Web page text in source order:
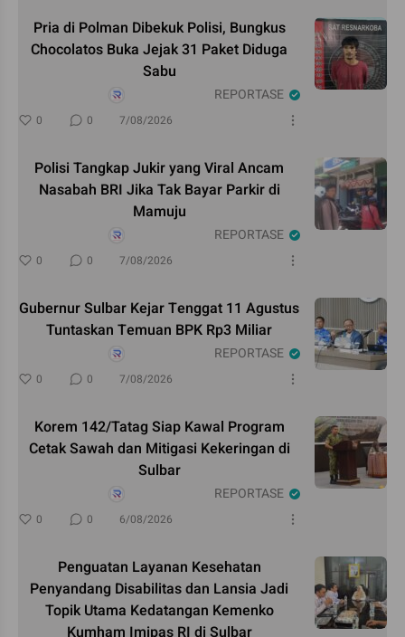
Pria di Polman Dibekuk Polisi, Bungkus
Chocolatos Buka Jejak 31 Paket Diduga
Sabu
REPORTASE
0 0 7/08/2026
Polisi Tangkap Jukir yang Viral Ancam
Nasabah BRI Jika Tak Bayar Parkir di
Mamuju
REPORTASE
0 0 7/08/2026
Gubernur Sulbar Kejar Tenggat 11 Agustus
Tuntaskan Temuan BPK Rp3 Miliar
REPORTASE
0 0 7/08/2026
Korem 142/Tatag Siap Kawal Program
Cetak Sawah dan Mitigasi Kekeringan di
Sulbar
REPORTASE
0 0 6/08/2026
Penguatan Layanan Kesehatan
Penyandang Disabilitas dan Lansia Jadi
Topik Utama Kedatangan Kemenko